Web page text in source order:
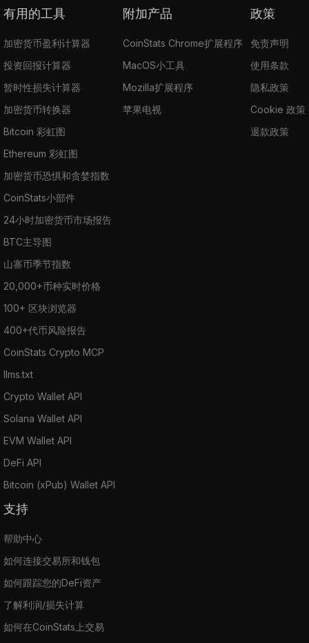
有用的工具
加密货币盈利计算器
投资回报计算器
暂时性损失计算器
加密货币转换器
Bitcoin 彩虹图
Ethereum 彩虹图
加密货币恐惧和贪婪指数
CoinStats小部件
24小时加密货币市场报告
BTC主导图
山寨币季节指数
20,000+币种实时价格
100+ 区块浏览器
400+代币风险报告
CoinStats Crypto MCP
llms.txt
Crypto Wallet API
Solana Wallet API
EVM Wallet API
DeFi API
Bitcoin (xPub) Wallet API
附加产品
CoinStats Chrome扩展程序
MacOS小工具
Mozilla扩展程序
苹果电视
政策
免责声明
使用条款
隐私政策
Cookie 政策
退款政策
支持
帮助中心
如何连接交易所和钱包
如何跟踪您的DeFi资产
了解利润/损失计算
如何在CoinStats上交易